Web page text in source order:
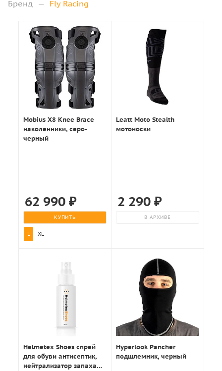
Бренд — Fly Racing
Mobius X8 Knee Brace
наколенники, серо-
черный
62 990₽
КУПИТЬ
L XL
Leatt Moto Stealth
мотоноски
2 290 ₽
В АРХИВЕ
Helmetex Shoes спрей
для обуви антисептик,
нейтрализатор запаха
Hyperlook Pancher
подшлемник, черный